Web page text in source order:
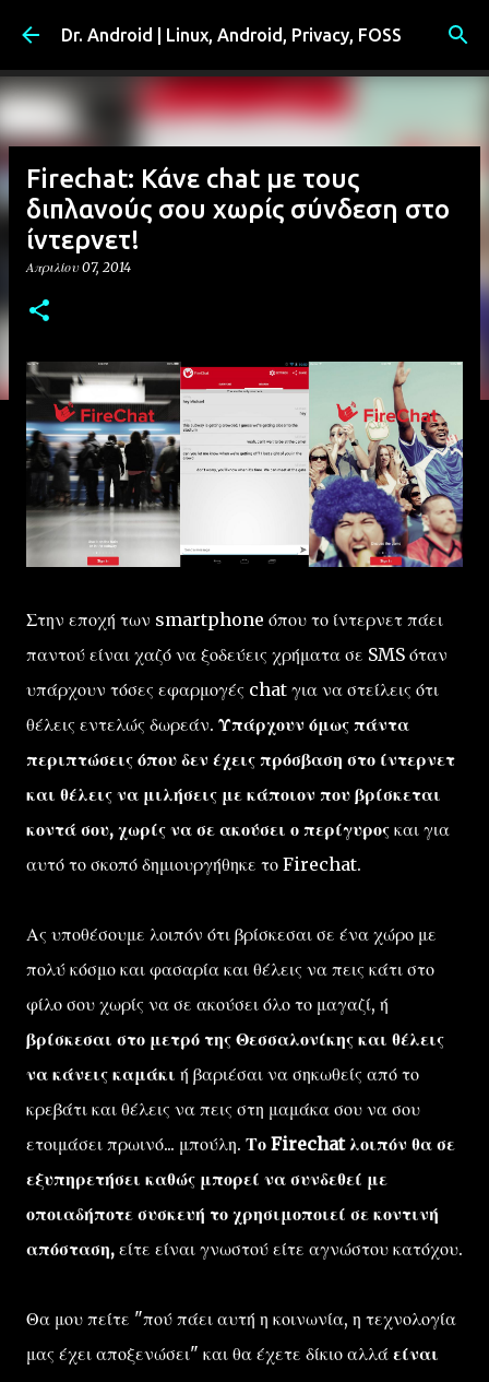
Μετάβαση στο κύριο περιεχόμενο
Dr. Android | Linux, Android, Privacy, FOSS
Firechat: Κάνε chat με τους
διπλανούς σου χωρίς σύνδεση στο
ίντερνετ!
Απριλίου 07, 2014
Στην εποχή των smartphone όπου το ίντερνετ πάει
παντού είναι χαζό να ξοδεύεις χρήματα σε SMS όταν
υπάρχουν τόσες εφαρμογές chat για να στείλεις ότι
θέλεις εντελώς δωρεάν. Υπάρχουν όμως πάντα
περιπτώσεις όπου δεν έχεις πρόσβαση στο ίντερνετ
και θέλεις να μιλήσεις με κάποιον που βρίσκεται
κοντά σου, χωρίς να σε ακούσει ο περίγυρος και για
αυτό το σκοπό δημιουργήθηκε το Firechat.
Ας υποθέσουμε λοιπόν ότι βρίσκεσαι σε ένα χώρο με
πολύ κόσμο και φασαρία και θέλεις να πεις κάτι στο
φίλο σου χωρίς να σε ακούσει όλο το μαγαζί, ή
βρίσκεσαι στο μετρό της Θεσσαλονίκης και θέλεις
να κάνεις καμάκι ή βαριέσαι να σηκωθείς από το
κρεβάτι και θέλεις να πεις στη μαμάκα σου να σου
ετοιμάσει πρωινό... μπούλη. Το Firechat λοιπόν θα σε
εξυπηρετήσει καθώς μπορεί να συνδεθεί με
οποιαδήποτε συσκευή το χρησιμοποιεί σε κοντινή
απόσταση, είτε είναι γνωστού είτε αγνώστου κατόχου.
Θα μου πείτε "πού πάει αυτή η κοινωνία, η τεχνολογία
μας έχει αποξενώσει" και θα έχετε δίκιο αλλά είναι